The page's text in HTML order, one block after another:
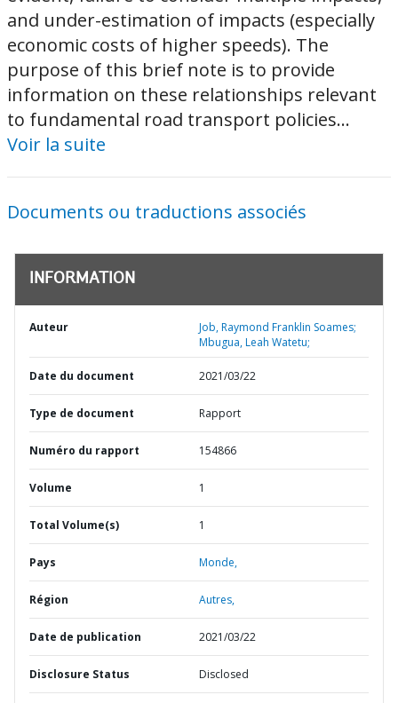
and under-estimation of impacts (especially
economic costs of higher speeds). The
purpose of this brief note is to provide
information on these relationships relevant
to fundamental road transport policies...
Voir la suite
Documents ou traductions associés
INFORMATION
Auteur
Job, Raymond Franklin Soames;
Mbugua, Leah Watetu;
Date du document 2021/03/22
Type de document Rapport
Numéro du rapport 154866
Volume 1
Total Volume(s) 1
Pays Monde,
Région Autres,
Date de publication 2021/03/22
Disclosure Status Disclosed